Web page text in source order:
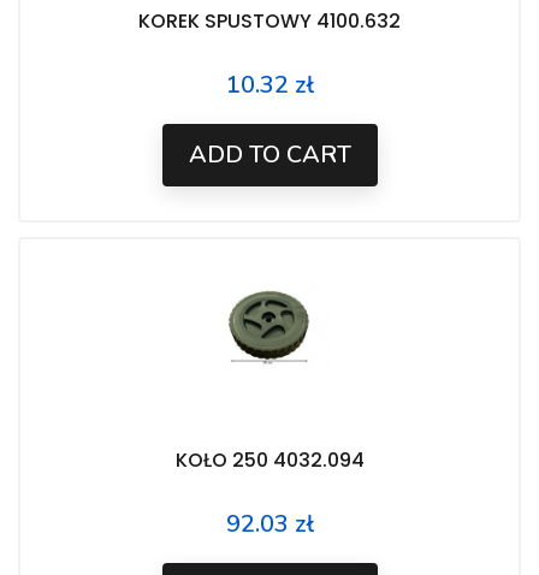
KOREK SPUSTOWY 4100.632
Price
10.32 zł
ADD TO CART
KOŁO 250 4032.094
Price
92.03 zł